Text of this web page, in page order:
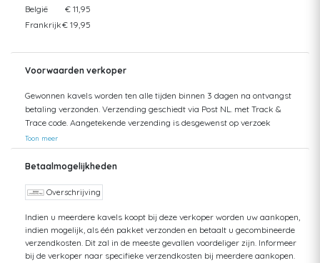
België
€ 11,95
Frankrijk€ 19,95
Voorwaarden verkoper
Gewonnen kavels worden ten alle tijden binnen 3 dagen na ontvangst
betaling verzonden. Verzending geschiedt via Post NL. met Track &
Trace code. Aangetekende verzending is desgewenst op verzoek
mogelijk. Kosten koper. Verzending naar buitenland geschiedt altijd
middels verzekerde pakketpost. Verzendkosten besparen? U kunt uw
aankopen ook ophalen bij ons in Eindhoven (NL). Ophalen is mogelijk tot
enkel nog verzending mogelijk met bijbetaling van verzendkosten en
opslag, administratie en verzekering. Het minimale bedrag dat wij
hiervoor in rekening brengen, is € 25,00 incl. BTW. Meerdere aankopen
binnen een periode van 5 werkdagen, kunt u in één keer laten
verzenden. U betaalt dan slechts 1x gecombineerde verzendkosten.
Toon meer
Betaalmogelijkheden
Overschrijving
Indien u meerdere kavels koopt bij deze verkoper worden uw aankopen,
indien mogelijk, als één pakket verzonden en betaalt u gecombineerde
verzendkosten. Dit zal in de meeste gevallen voordeliger zijn. Informeer
bij de verkoper naar specifieke verzendkosten bij meerdere aankopen.